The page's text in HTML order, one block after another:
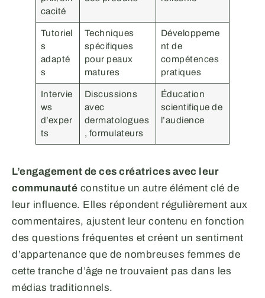
cacité
Tutoriel
s
adapté
s
Techniques
spécifiques
pour peaux
matures
Développeme
nt de
compétences
pratiques
Intervie
ws
d’exper
ts
Discussions
avec
dermatologues
, formulateurs
Éducation
scientifique de
l’audience
L’engagement de ces créatrices avec leur
communauté constitue un autre élément clé de
leur influence. Elles répondent régulièrement aux
commentaires, ajustent leur contenu en fonction
des questions fréquentes et créent un sentiment
d’appartenance que de nombreuses femmes de
cette tranche d’âge ne trouvaient pas dans les
médias traditionnels.